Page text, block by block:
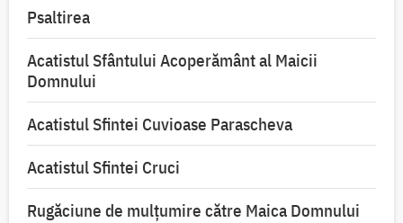
Psaltirea
Acatistul Sfântului Acoperământ al Maicii
Domnului
Acatistul Sfintei Cuvioase Parascheva
Acatistul Sfintei Cruci
Rugăciune de mulţumire către Maica Domnului